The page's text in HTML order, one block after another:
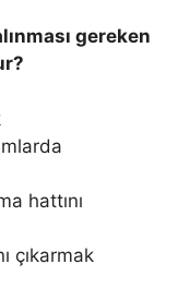
gereken
hattını
çıkarmak